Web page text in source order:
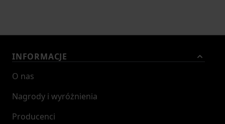
INFORMACJE
O nas
Nagrody i wyróżnienia
Producenci